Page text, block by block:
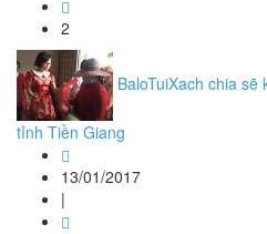
2
BaloTuiXach chia
tỉnh Tiền Giang
13/01/2017
|